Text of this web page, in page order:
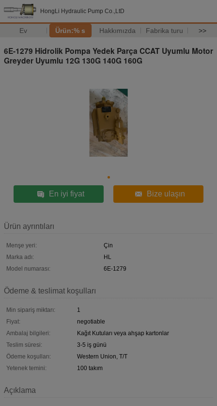
HongLi Hydraulic Pump Co.,LtD
Ev Ürün:% s Hakkımızda Fabrika turu >>
6E-1279 Hidrolik Pompa Yedek Parça CCAT Uyumlu Motor
Greyder Uyumlu 12G 130G 140G 160G
En iyi fiyat Bize ulaşın
Ürün ayrıntıları
Menşe yeri:
Çin
Marka adı:
HL
Model numarası:
6E-1279
Ödeme & teslimat koşulları
Min sipariş miktarı:
1
Fiyat:
negotiable
Ambalaj bilgileri:
Kağıt Kutuları veya ahşap kartonlar
Teslim süresi:
3-5 iş günü
Ödeme koşulları:
Western Union, T/T
Yetenek temini:
100 takım
Açıklama